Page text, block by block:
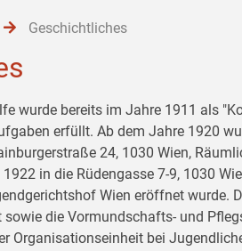
Geschichtliches
wurde bereits im Jahre 1911 als
erfüllt. Ab dem Jahre 1920
24, 1030 Wien,
in die Rüdengasse 7-9, 1030
Wien eröffnet
die Vormundschafts- und
Organisationseinheit bei